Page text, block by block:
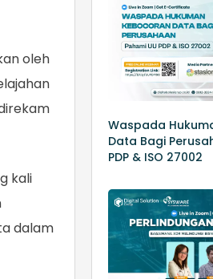
oleh
kali
dalam
Waspada
Data Bagi
PDP & ISO 27002